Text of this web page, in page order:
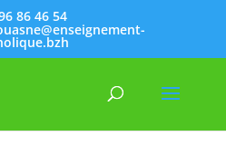
86 46 54